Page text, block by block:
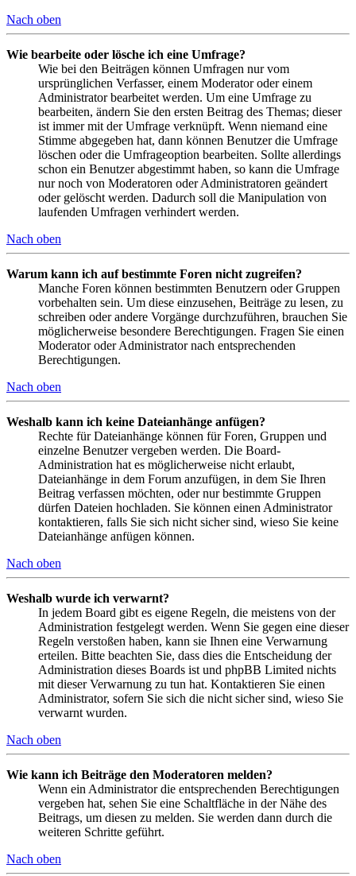
Nach oben
Wie bearbeite oder lösche ich eine Umfrage?
Wie bei den Beiträgen können Umfragen nur vom
ursprünglichen Verfasser, einem Moderator oder einem
Administrator bearbeitet werden. Um eine Umfrage zu
bearbeiten, ändern Sie den ersten Beitrag des Themas; dieser
ist immer mit der Umfrage verknüpft. Wenn niemand eine
Stimme abgegeben hat, dann können Benutzer die Umfrage
löschen oder die Umfrageoption bearbeiten. Sollte allerdings
schon ein Benutzer abgestimmt haben, so kann die Umfrage
nur noch von Moderatoren oder Administratoren geändert
oder gelöscht werden. Dadurch soll die Manipulation von
laufenden Umfragen verhindert werden.
Nach oben
Warum kann ich auf bestimmte Foren nicht zugreifen?
Manche Foren können bestimmten Benutzern oder Gruppen
vorbehalten sein. Um diese einzusehen, Beiträge zu lesen, zu
schreiben oder andere Vorgänge durchzuführen, brauchen Sie
möglicherweise besondere Berechtigungen. Fragen Sie einen
Moderator oder Administrator nach entsprechenden
Berechtigungen.
Nach oben
Weshalb kann ich keine Dateianhänge anfügen?
Rechte für Dateianhänge können für Foren, Gruppen und
einzelne Benutzer vergeben werden. Die Board-
Administration hat es möglicherweise nicht erlaubt,
Dateianhänge in dem Forum anzufügen, in dem Sie Ihren
Beitrag verfassen möchten, oder nur bestimmte Gruppen
dürfen Dateien hochladen. Sie können einen Administrator
kontaktieren, falls Sie sich nicht sicher sind, wieso Sie keine
Dateianhänge anfügen können.
Nach oben
Weshalb wurde ich verwarnt?
In jedem Board gibt es eigene Regeln, die meistens von der
Administration festgelegt werden. Wenn Sie gegen eine dieser
Regeln verstoßen haben, kann sie Ihnen eine Verwarnung
erteilen. Bitte beachten Sie, dass dies die Entscheidung der
Administration dieses Boards ist und phpBB Limited nichts
mit dieser Verwarnung zu tun hat. Kontaktieren Sie einen
Administrator, sofern Sie sich die nicht sicher sind, wieso Sie
verwarnt wurden.
Nach oben
Wie kann ich Beiträge den Moderatoren melden?
Wenn ein Administrator die entsprechenden Berechtigungen
vergeben hat, sehen Sie eine Schaltfläche in der Nähe des
Beitrags, um diesen zu melden. Sie werden dann durch die
weiteren Schritte geführt.
Nach oben